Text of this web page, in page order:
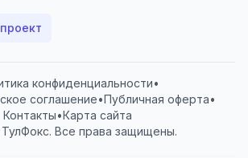
конфиденциальности•
соглашение•Публичная оферта•
Контакты•Карта сайта
Все права защищены.